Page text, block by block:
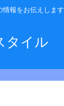
情報をお伝えします
タイル